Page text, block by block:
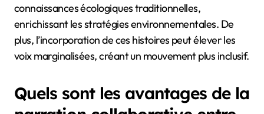
connaissances écologiques traditionnelles,
enrichissant les stratégies environnementales. De
plus, l’incorporation de ces histoires peut élever les
voix marginalisées, créant un mouvement plus inclusif.
Quels sont les avantages de la